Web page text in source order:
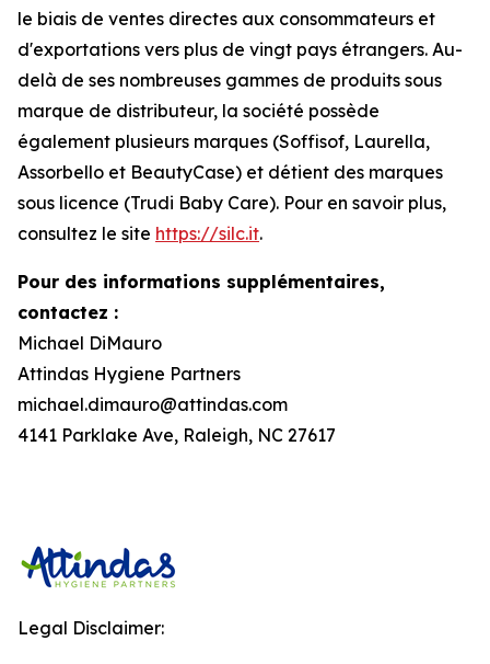
le biais de ventes directes aux consommateurs et
d'exportations vers plus de vingt pays étrangers. Au-
delà de ses nombreuses gammes de produits sous
marque de distributeur, la société possède
également plusieurs marques (Soffisof, Laurella,
Assorbello et BeautyCase) et détient des marques
sous licence (Trudi Baby Care). Pour en savoir plus,
consultez le site https://silc.it.
Pour des informations supplémentaires,
contactez :
Michael DiMauro
Attindas Hygiene Partners
michael.dimauro@attindas.com
4141 Parklake Ave, Raleigh, NC 27617
Legal Disclaimer: